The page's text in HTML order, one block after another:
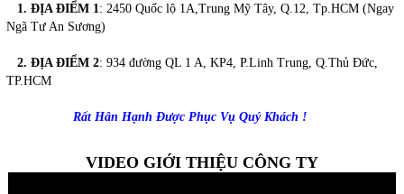
1. ĐỊA ĐIỂM 1 : 2450 Quốc lộ 1A,Trung Mỹ Tây, Q.12, Tp.HCM (Ngay
Ngã Tư An Sương)
2. ĐỊA ĐIỂM 2: 934 đường QL 1 A, KP4, P.Linh Trung, Q.Thủ Đức,
TP.HCM
Rất Hân Hạnh Được Phục Vụ Quý Khách !
VIDEO GIỚI THIỆU CÔNG TY